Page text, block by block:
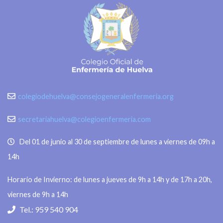
colegiodehuelva@consejogeneralenfermeria.org
secretariahuelva@colegioenfermeria.com
Del 01 de junio al 30 de septiembre de lunes a viernes de 09h a
14h
Horario de Invierno: de lunes a jueves de 9h a 14h y de 17h a 20h,
viernes de 9h a 14h
Tel.: 959 540 904